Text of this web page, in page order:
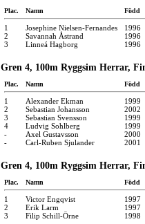
Plac. Namn Född
1 Josephine Nielsen-Fernandes
1996
2
Savannah Åstrand
1996
3
Linneá Hagborg 1996
Gren 4, 100m Ryggsim Herrar,
Plac. Namn Född
1 Alexander Ekman
1999
2
Sebastian Johansson
2002
3
Sebastian Svensson
1999
4
Ludvig Sohlberg
1999
-
Axel Gustavsson
2000
-
Carl-Ruben Sjulander 2001
Gren 4, 100m Ryggsim Herrar,
Plac. Namn Född
1 Victor Engqvist
1997
2
Erik Larm
1997
3
Filip Schill-Örne 1998